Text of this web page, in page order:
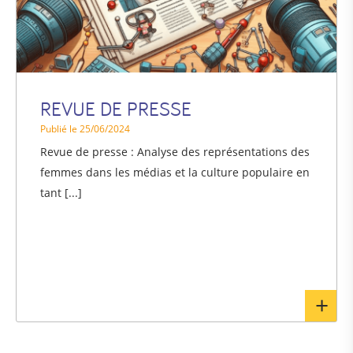
REVUE DE PRESSE
Publié le 25/06/2024
Revue de presse : Analyse des représentations des
femmes dans les médias et la culture populaire en
tant [...]